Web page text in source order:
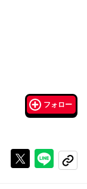
フォロー
Xで投稿する
ライン
コピー